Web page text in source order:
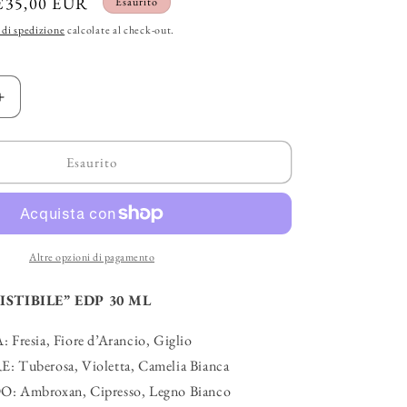
g
i
c
a
di spedizionecalcolate al check-out.
Aumenta
EDP
Esaurito
Altre opzioni di pagamento
EDP 30 ML
Fiore d’Arancio, Giglio
Tuberosa, Violetta, Camelia Bianca
Ambroxan, Cipresso, Legno Bianco